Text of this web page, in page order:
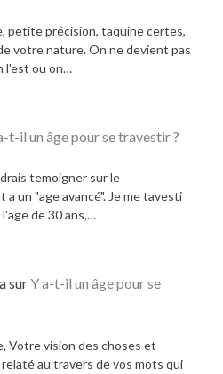
petite précision, taquine certes,
votre nature. On ne devient pas
l'est ou on…
t-il un âge pour se travestir ?
temoigner sur le
un "age avancé". Je me tavesti
de 30 ans,…
surY a-t-il un âge pour se
Votre vision des choses et
au travers de vos mots qui